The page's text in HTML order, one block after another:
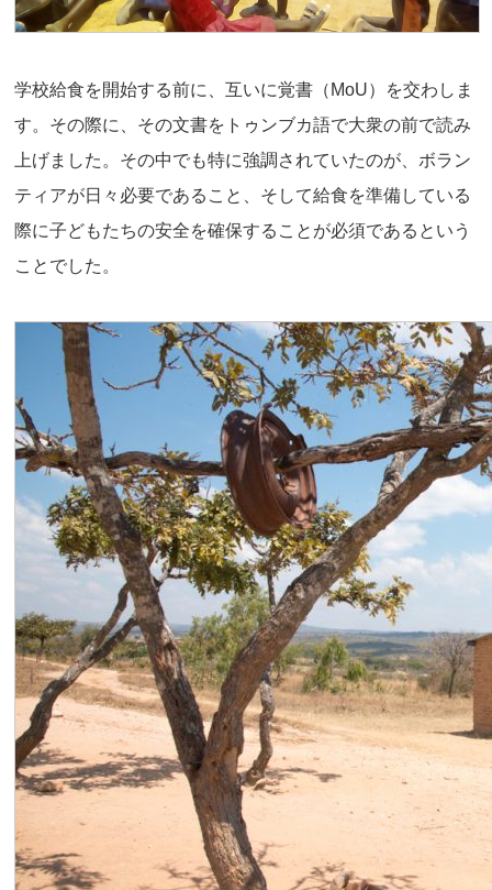
学校給食を開始する前に、互いに覚書（MoU）を交わしま
す。その際に、その文書をトゥンブカ語で大衆の前で読み
上げました。その中でも特に強調されていたのが、ボラン
ティアが日々必要であること、そして給食を準備している
際に子どもたちの安全を確保することが必須であるという
ことでした。